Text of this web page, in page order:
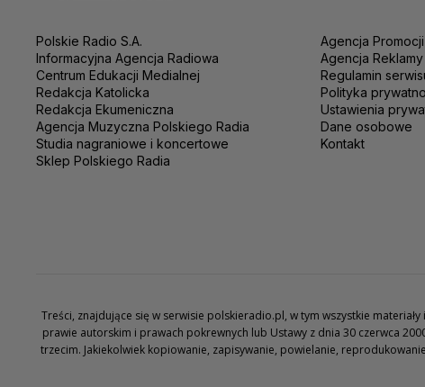
Polskie Radio S.A.
Informacyjna Agencja Radiowa
Centrum Edukacji Medialnej
Redakcja Katolicka
Redakcja Ekumeniczna
Agencja Muzyczna Polskiego Radia
Studia nagraniowe i koncertowe
Sklep Polskiego Radia
Agencja Promocji
Agencja Reklamy
Regulamin
Polityka
Ustawienia
Dane osobowe
Kontakt
Treści, znajdujące się w serwisie polskieradio.pl, w tym wszystkie
prawie autorskim i prawach pokrewnych lub Ustawy z dnia 30 czerwca
trzecim. Jakiekolwiek kopiowanie, zapisywanie, powielanie,